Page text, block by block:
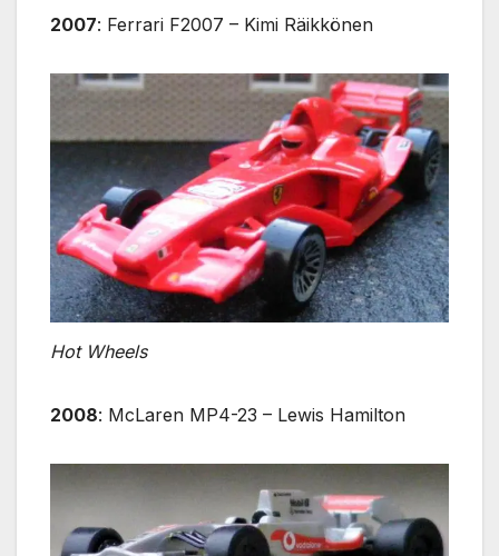
2007: Ferrari F2007 – Kimi Räikkönen
Hot Wheels
2008: McLaren MP4-23 – Lewis Hamilton